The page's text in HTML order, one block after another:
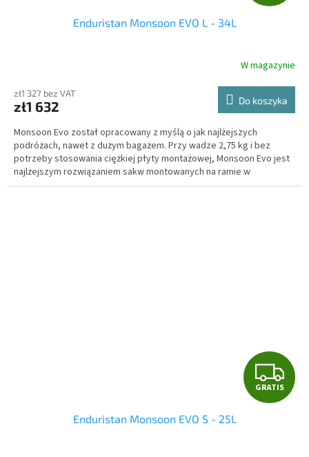
T
I
S
Enduristan Monsoon EVO L - 34L
W magazynie
zł1 327 bez VAT
zł1 632 Do koszyka
Monsoon Evo został opracowany z myślą o jak najlżejszych
podróżach, nawet z dużym bagażem. Przy wadze 2,75 kg i bez
potrzeby stosowania ciężkiej płyty montażowej, Monsoon Evo jest
najlżejszym rozwiązaniem sakw montowanych na ramie w
segmencie wysokiej jakości.
G
R
GRATIS
Enduristan Monsoon EVO S - 25L